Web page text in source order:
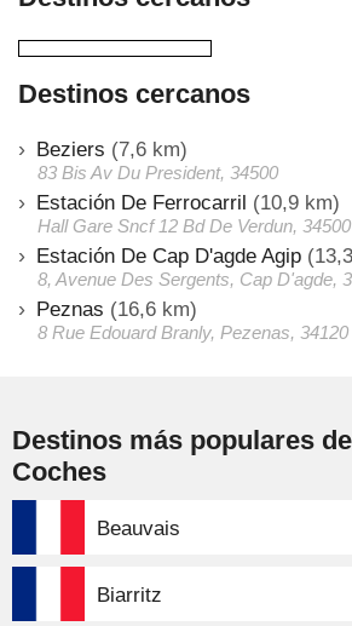
Destinos cercanos
Beziers (7,6 km)
83 Bis Av Du President, 34500
Estación De Ferrocarril (10,9 km)
Hall Gare Sncf 12 Bd De Verdun, 34500
Estación De Cap D'agde Agip
8, Avenue Des Sergents, Cap D'agde,
Peznas (16,6 km)
8 Rue Edouard Branly, Pezenas, 34120
Destinos más populares
Coches
Beauvais
Biarritz